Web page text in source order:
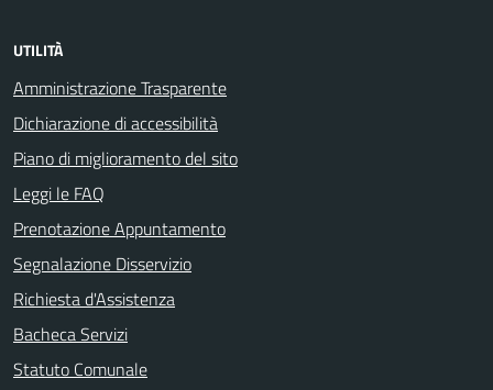
UTILITÀ
Amministrazione Trasparente
Dichiarazione di accessibilità
Piano di miglioramento del sito
Leggi le FAQ
Prenotazione Appuntamento
Segnalazione Disservizio
Richiesta d'Assistenza
Bacheca Servizi
Statuto Comunale